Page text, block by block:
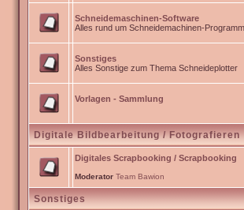
Schneidemaschinen-Software
Alles rund um Schneidemachinen-
Sonstiges
Alles Sonstige zum Thema Schneideplotter
Vorlagen - Sammlung
Digitale Bildbearbeitung / Fotografieren
Digitales Scrapbooking / Scrapbooking
Moderator Team Bawion
Sonstiges